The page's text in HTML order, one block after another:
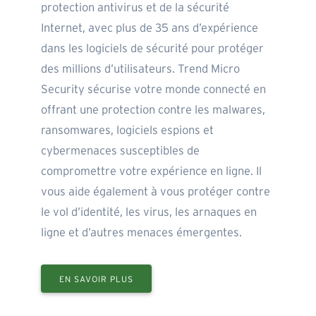
protection antivirus et de la sécurité
Internet, avec plus de 35 ans d’expérience
dans les logiciels de sécurité pour protéger
des millions d’utilisateurs. Trend Micro
Security sécurise votre monde connecté en
offrant une protection contre les malwares,
ransomwares, logiciels espions et
cybermenaces susceptibles de
compromettre votre expérience en ligne. Il
vous aide également à vous protéger contre
le vol d’identité, les virus, les arnaques en
ligne et d’autres menaces émergentes.
EN SAVOIR PLUS